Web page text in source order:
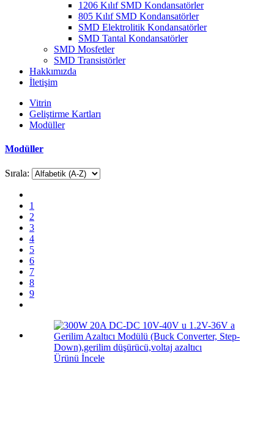
1206 Kılıf SMD Kondansatörler
805 Kılıf SMD Kondansatörler
SMD Elektrolitik Kondansatörler
SMD Tantal Kondansatörler
SMD Mosfetler
SMD Transistörler
Hakkımızda
İletişim
Vitrin
Geliştirme Kartları
Modüller
Modüller
Sırala:
1
2
3
4
5
6
7
8
9
Ürünü İncele